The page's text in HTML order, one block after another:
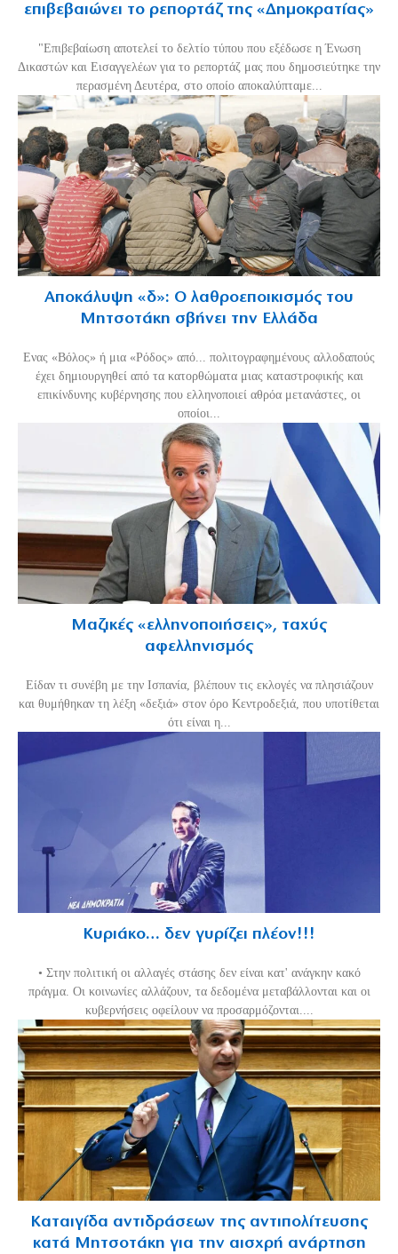
επιβεβαιώνει το ρεπορτάζ της «Δημοκρατίας»
"Επιβεβαίωση αποτελεί το δελτίο τύπου που εξέδωσε η Ένωση
Δικαστών και Εισαγγελέων για το ρεπορτάζ μας που δημοσιεύτηκε την
περασμένη Δευτέρα, στο οποίο αποκαλύπταμε...
Αποκάλυψη «δ»: Ο λαθροεποικισμός του
Μητσοτάκη σβήνει την Ελλάδα
Ενας «Βόλος» ή μια «Ρόδος» από... πολιτογραφημένους αλλοδαπούς
έχει δημιουργηθεί από τα κατορθώματα μιας καταστροφικής και
επικίνδυνης κυβέρνησης που ελληνοποιεί αθρόα μετανάστες, οι
οποίοι...
Μαζικές «ελληνοποιήσεις», ταχύς
αφελληνισμός
Είδαν τι συνέβη με την Ισπανία, βλέπουν τις εκλογές να πλησιάζουν
και θυμήθηκαν τη λέξη «δεξιά» στον όρο Κεντροδεξιά, που υποτίθεται
ότι είναι η...
Κυριάκο… δεν γυρίζει πλέον!!!
• Στην πολιτική οι αλλαγές στάσης δεν είναι κατ' ανάγκην κακό
πράγμα. Οι κοινωνίες αλλάζουν, τα δεδομένα μεταβάλλονται και οι
κυβερνήσεις οφείλουν να προσαρμόζονται....
Καταιγίδα αντιδράσεων της αντιπολίτευσης
κατά Μητσοτάκη για την αισχρή ανάρτηση